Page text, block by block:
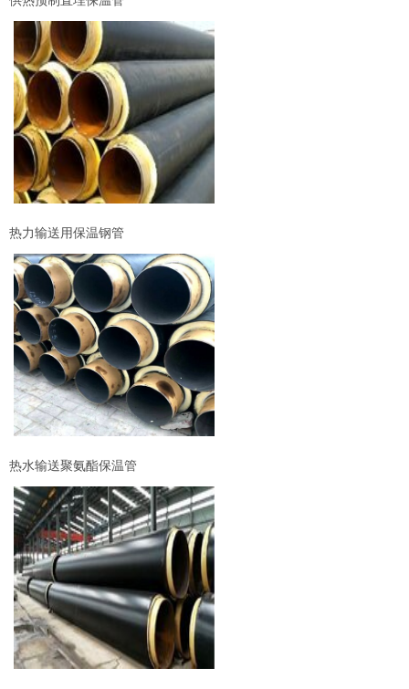
热力输送用保温钢管
热水输送聚氨酯保温管